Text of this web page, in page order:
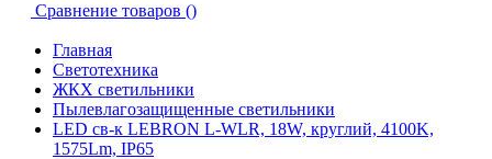
Сравнение товаров ()
Главная
Светотехника
ЖКХ светильники
Пылевлагозащищенные светильники
LED св-к LEBRON L-WLR, 18W, круглий, 4100K,
1575Lm, ІР65